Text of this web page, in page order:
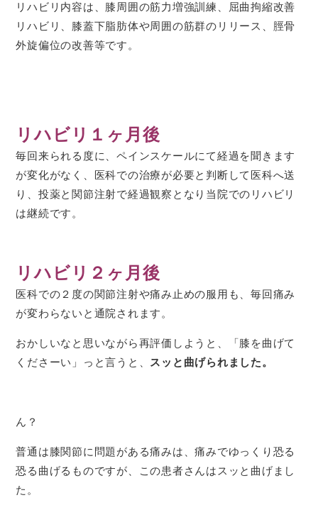
リハビリ内容は、膝周囲の筋力増強訓練、屈曲拘縮改善
リハビリ、膝蓋下脂肪体や周囲の筋群のリリース、脛骨
外旋偏位の改善等です。
リハビリ１ヶ月後
毎回来られる度に、ペインスケールにて経過を聞きます
が変化がなく、医科での治療が必要と判断して医科へ送
り、投薬と関節注射で経過観察となり当院でのリハビリ
は継続です。
リハビリ２ヶ月後
医科での２度の関節注射や痛み止めの服用も、毎回痛み
が変わらないと通院されます。
おかしいなと思いながら再評価しようと、「膝を曲げて
くださーい」っと言うと、 スッと曲げられました。
ん？
普通は膝関節に問題がある痛みは、痛みでゆっくり恐る
恐る曲げるものですが、この患者さんはスッと曲げまし
た。